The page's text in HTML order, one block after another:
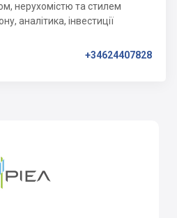
нерухомістю та стилем
аналітика, інвестиції
+34624407828